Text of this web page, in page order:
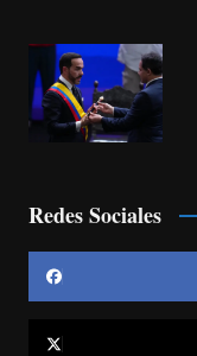
Redes Sociales